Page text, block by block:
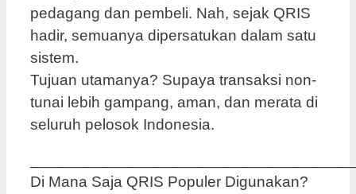
pedagang dan pembeli. Nah, sejak QRIS
hadir, semuanya dipersatukan dalam satu
sistem.
Tujuan utamanya? Supaya transaksi non-
tunai lebih gampang, aman, dan merata di
seluruh pelosok Indonesia.
Di Mana Saja QRIS Populer Digunakan?